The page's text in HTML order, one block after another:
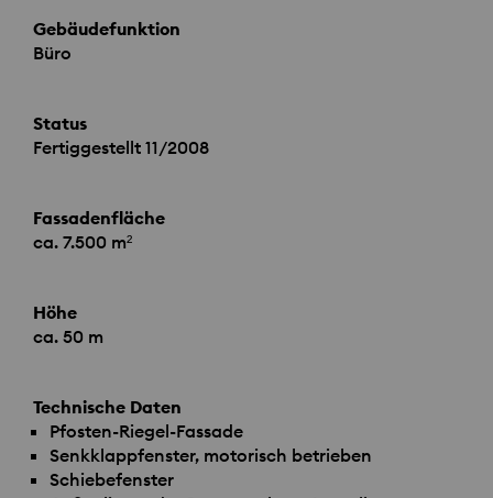
Gebäudefunktion
Büro
Status
Fertiggestellt 11/2008
Fassadenfläche
ca. 7.500 m²
Höhe
ca. 50 m
Technische Daten
Pfosten-Riegel-Fassade
Senkklappfenster, motorisch betrieben
Schiebefenster